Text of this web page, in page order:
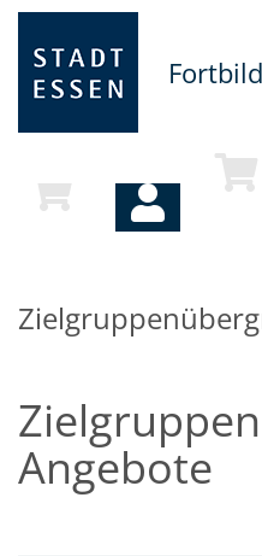
Angebote